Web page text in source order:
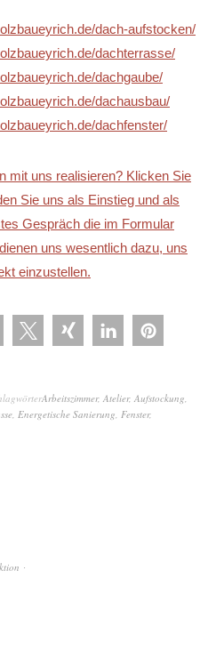
dach-aufstocken/
dachterrasse/
dachgaube/
dachausbau/
dachfenster/
mit uns realisieren? Klicken Sie
Sie uns als Einstieg und als
Gespräch die im Formular
uns wesentlich dazu, uns
einzustellen.
Arbeitszimmer, Atelier, Aufstockung
Energetische Sanierung Fenster,